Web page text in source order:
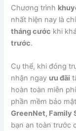
Chương trình
nhất hiện nay là
tháng cước khi
trước.
Cụ thể, khi đóng
nhận ngay ưu đãi
hoàn toàn miễn
phần mềm bảo
GreenNet, Family
bạn an toàn trước